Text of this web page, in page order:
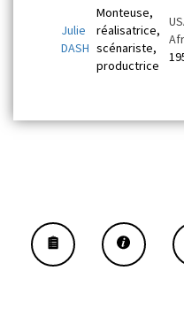
Julie
DASH
Monteuse,
réalisatrice,
scénariste,
productrice